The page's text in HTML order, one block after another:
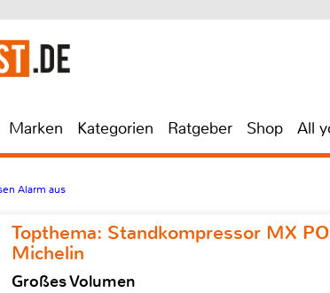
Marken Kategorien Ratgeber Shop All
Alarm aus
Topthema: Standkompressor MX
Michelin
Großes Volumen